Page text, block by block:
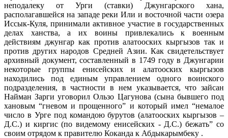
неподалеку от Урги (ставки) Джунгарского хана,
располагавшейся на западе реки Или и восточной части озера
Иссык-Куля, принимали активное участие в государственных
делах ханства, а их воины привлекались к военным
действиям джунгар как против алатооских кыргызов так и
против других народов Средней Азии. Как свидетельствует
архивный документ, составленный в 1749 году в Джунгарии
некоторые группы енисейских и алатооских кыргызов
находились под единым управлением одного воинского
подразделения, в частности в нем указывается, что зайсан
Найман Зарги уговорил Ользо Цагунова (сына бывшего под
хановым “гневом и прощенного” и который имел “немалое
число в Урге под командою бурутов (алатооских кыргызов –
Д.С.) и киргис (по видемому енисейских - Д.С.) бежать” со
своим отрядом к правителю Коканда к Абдыкарымбеку .